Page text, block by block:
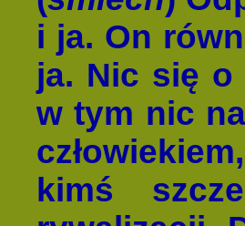
i ja. On
ja. Nic się o
w tym nic
kimś